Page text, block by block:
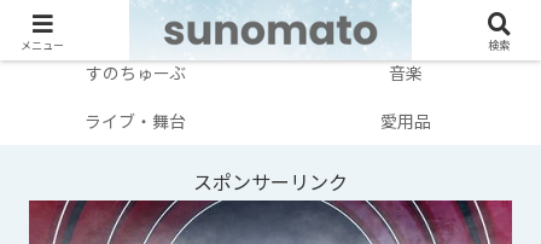
メンバー別
テレビ・映画
すのちゅーぶ
音楽
ライブ・舞台
愛用品
スポンサーリンク
メニュー 検索